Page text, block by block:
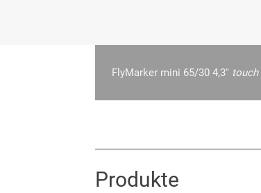
FlyMarker mini 65/30 4,3'' touch
Produkte